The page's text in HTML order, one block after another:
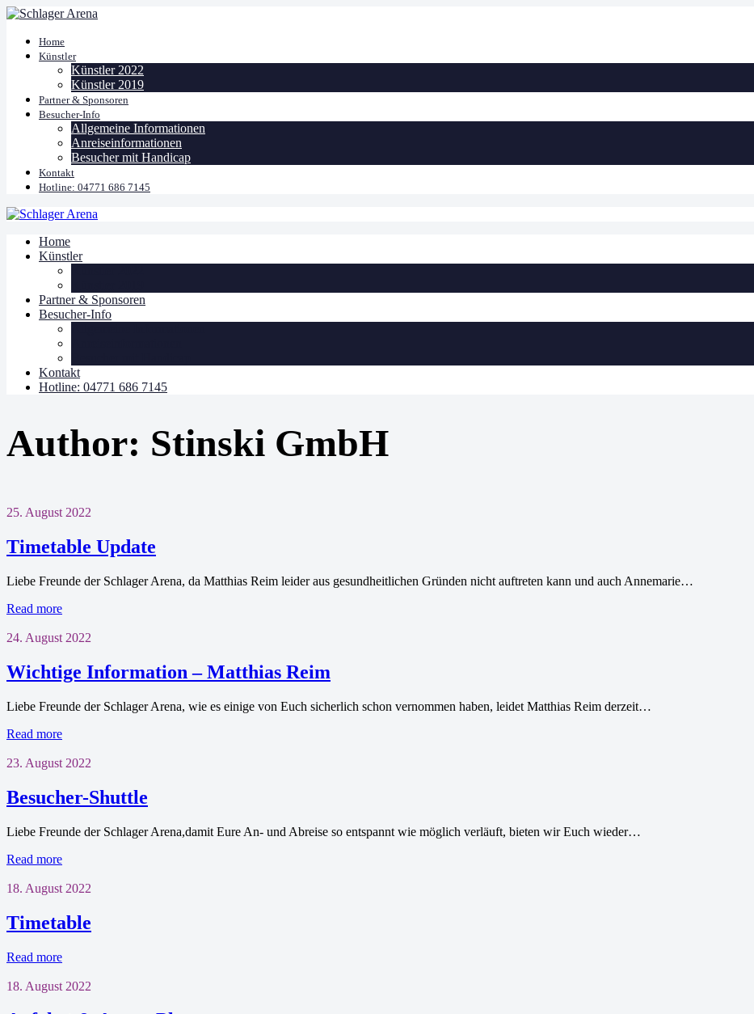
Home
Künstler
Künstler 2022
Künstler 2019
Partner & Sponsoren
Besucher-Info
Allgemeine Informationen
Anreiseinformationen
Besucher mit Handicap
Kontakt
Hotline: 04771 686 7145
Home
Künstler
Partner & Sponsoren
Besucher-Info
Kontakt
Hotline: 04771 686 7145
Author: Stinski GmbH
25. August 2022
Timetable Update
Liebe Freunde der Schlager Arena, da Matthias Reim leider aus gesundheitlichen Gründen nicht auftreten kann und auch Annemarie…
Read more
24. August 2022
Wichtige Information – Matthias Reim
Liebe Freunde der Schlager Arena, wie es einige von Euch sicherlich schon vernommen haben, leidet Matthias Reim derzeit…
Read more
23. August 2022
Besucher-Shuttle
Liebe Freunde der Schlager Arena,damit Eure An- und Abreise so entspannt wie möglich verläuft, bieten wir Euch wieder…
Read more
18. August 2022
Timetable
Read more
18. August 2022